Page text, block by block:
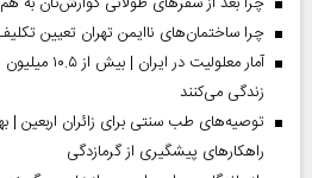
چرا ساختمان‌های ناایمن تهران تعیین
آمار معلولیت
زندگی می‌کنند
توصیه‌های طب سنتی برای زائران
راهکارهای پیشگیری از گرمازدگی